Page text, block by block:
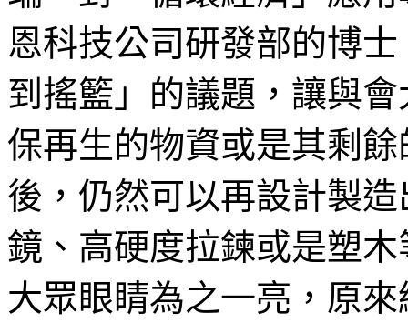
恩科技公司研發部的博
到搖籃」的議題，讓與
保再生的物資或是其剩
後，仍然可以再設計製
鏡、高硬度拉鍊或是塑
大眾眼睛為之一亮，原